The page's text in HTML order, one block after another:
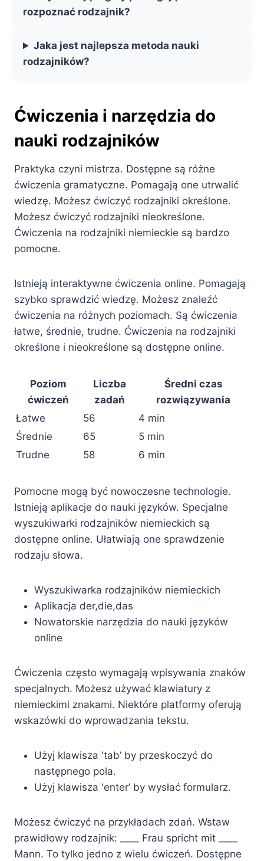
rozpoznać rodzajnik?
Jaka jest najlepsza metoda nauki
rodzajników?
Ćwiczenia i narzędzia do
nauki rodzajników
Praktyka czyni mistrza. Dostępne są różne
ćwiczenia gramatyczne. Pomagają one utrwalić
wiedzę. Możesz ćwiczyć rodzajniki określone.
Możesz ćwiczyć rodzajniki nieokreślone.
Ćwiczenia na rodzajniki niemieckie są bardzo
pomocne.
Istnieją interaktywne ćwiczenia online. Pomagają
szybko sprawdzić wiedzę. Możesz znaleźć
ćwiczenia na różnych poziomach. Są ćwiczenia
łatwe, średnie, trudne. Ćwiczenia na rodzajniki
określone i nieokreślone są dostępne online.
Poziom
ćwiczeń
Liczba
zadań
Średni czas
rozwiązywania
Łatwe
56
4 min
Średnie
65
5 min
Trudne
58 6 min
Pomocne mogą być nowoczesne technologie.
Istnieją aplikacje do nauki języków. Specjalne
wyszukiwarki rodzajników niemieckich są
dostępne online. Ułatwiają one sprawdzenie
rodzaju słowa.
Wyszukiwarka rodzajników niemieckich
Aplikacja der,die,das
Nowatorskie narzędzia do nauki języków
online
Ćwiczenia często wymagają wpisywania znaków
specjalnych. Możesz używać klawiatury z
niemieckimi znakami. Niektóre platformy oferują
wskazówki do wprowadzania tekstu.
Użyj klawisza 'tab’ by przeskoczyć do
następnego pola.
Użyj klawisza 'enter’ by wysłać formularz.
Możesz ćwiczyć na przykładach zdań. Wstaw
prawidłowy rodzajnik: ____ Frau spricht mit ____
Mann. To tylko jedno z wielu ćwiczeń. Dostępne